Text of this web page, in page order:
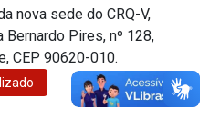
nova sede do CRQ-V,
Pires, nº 128,
CEP 90620-010.